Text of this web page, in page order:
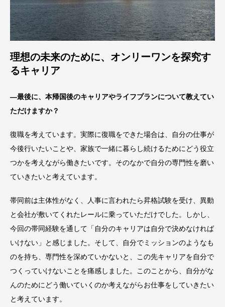
理想の未来のために、オンリーワンを探究す
るキャリア
―最後に、本帰国後のキャリアやライフプランについて教えてい
ただけますか？
復職を考えています。実際に復職をできた場合は、自分の仕事が
今後行いたいことや、家族で一緒に暮らし続けるためにどう役立
つかを考えながら働きたいです。そのなかで自分の専門性を磨い
ていきたいと考えています。
帯同前は主体性がなく、人事に言われたら昇格試験を受け、異動
と会社が敷いてくれたレールに乗っていただけでした。しかし、
今回の帯同経験を通して「自分のキャリアは自分で決めなければ
いけない」と感じました。そして、自分でミッションのようなも
のを持ち、専門性を深めていかないと、この先キャリアを自分で
つくっていけないことを痛感しました。このことから、自分がな
んのためにどう働いていくのか考えながらお仕事をしていきたい
と考えています。